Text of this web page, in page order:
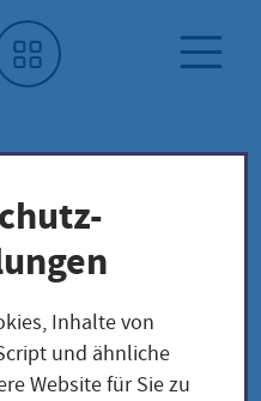
-
Inhalte von
und ähnliche
Website für Sie zu